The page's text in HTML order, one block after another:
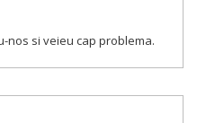
nos si veieu cap problema.